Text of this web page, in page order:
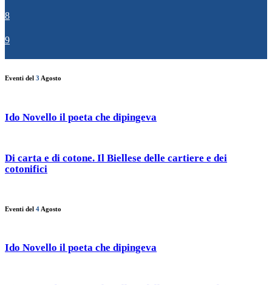
8
9
Eventi del 3 Agosto
Ido Novello il poeta che dipingeva
Di carta e di cotone. Il Biellese delle cartiere e dei
cotonifici
Eventi del 4 Agosto
Ido Novello il poeta che dipingeva